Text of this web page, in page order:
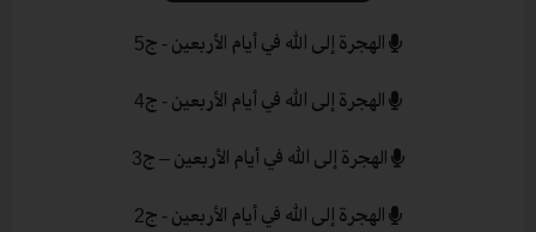
الهجرة إلى الله في أيام الأربعين - ج5
الهجرة إلى الله في أيام الأربعين - ج4
الهجرة إلى الله في أيام الأربعين – ج3
الهجرة إلى الله في أيام الأربعين - ج2